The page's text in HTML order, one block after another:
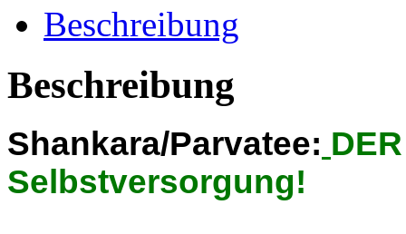
Beschreibung
Beschreibung
Shankara/Parvatee:
Selbstversorgung!